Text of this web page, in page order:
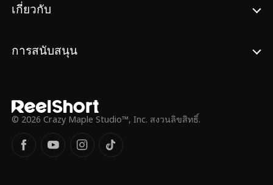
เกี่ยวกับ
การสนับสนุน
© 2026 Crazy Maple Studio™, Inc. สงวนลิขสิทธิ์.